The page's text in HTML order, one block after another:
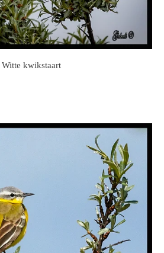
Witte kwikstaart